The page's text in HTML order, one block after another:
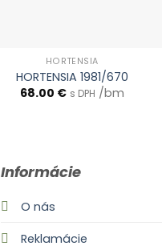
HORTENSIA
HORTENSIA 1981/670
68.00 € s DPH /bm
Informácie
O nás
Reklamácie